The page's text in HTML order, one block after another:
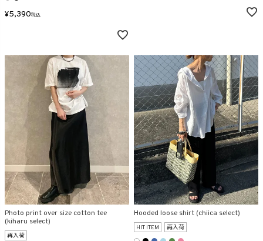
¥5,390税込
Photo print over size cotton tee
(kiharu select)
再入荷
Hooded loose shirt (chiica select)
HIT ITEM 再入荷